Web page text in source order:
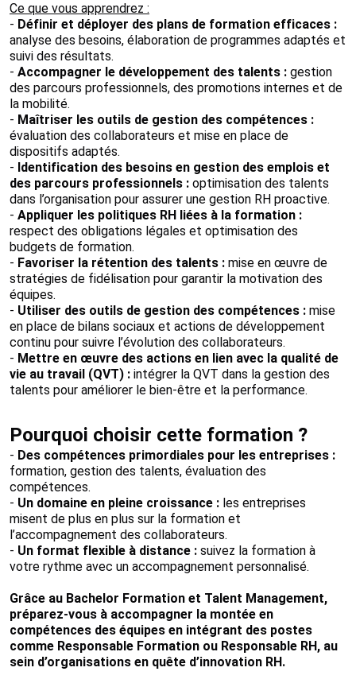
Ce que vous apprendrez :
- Définir et déployer des plans de formation efficaces :
analyse des besoins, élaboration de programmes adaptés et
suivi des résultats.
- Accompagner le développement des talents : gestion
des parcours professionnels, des promotions internes et de
la mobilité.
- Maîtriser les outils de gestion des compétences :
évaluation des collaborateurs et mise en place de
dispositifs adaptés.
- Identification des besoins en gestion des emplois et
des parcours professionnels : optimisation des talents
dans l’organisation pour assurer une gestion RH proactive.
- Appliquer les politiques RH liées à la formation :
respect des obligations légales et optimisation des
budgets de formation.
- Favoriser la rétention des talents : mise en œuvre de
stratégies de fidélisation pour garantir la motivation des
équipes.
- Utiliser des outils de gestion des compétences : mise
en place de bilans sociaux et actions de développement
continu pour suivre l’évolution des collaborateurs.
- Mettre en œuvre des actions en lien avec la qualité de
vie au travail (QVT) : intégrer la QVT dans la gestion des
talents pour améliorer le bien-être et la performance.
Pourquoi choisir cette formation ?
- Des compétences primordiales pour les entreprises :
formation, gestion des talents, évaluation des
compétences.
- Un domaine en pleine croissance : les entreprises
misent de plus en plus sur la formation et
l’accompagnement des collaborateurs.
- Un format flexible à distance : suivez la formation à
votre rythme avec un accompagnement personnalisé.
Grâce au Bachelor Formation et Talent Management,
préparez-vous à accompagner la montée en
compétences des équipes en intégrant des postes
comme Responsable Formation ou Responsable RH, au
sein d’organisations en quête d’innovation RH.